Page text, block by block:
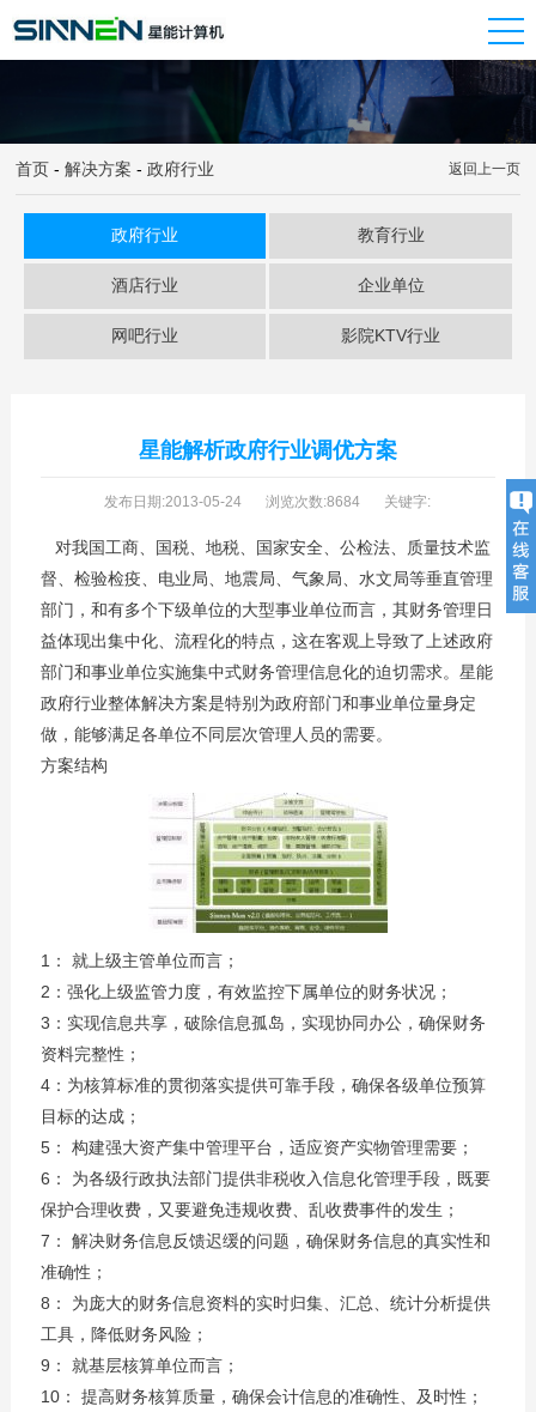
返回上一页
首页 -解决方案 -政府行业
政府行业 教育行业
酒店行业 企业单位
网吧行业 影院KTV行业
星能解析政府行业调优方案
发布日期:2013-05-24 浏览次数:8684 关键字:
对我国工商、国税、地税、国家安全、公检法、质量技术监
督、检验检疫、电业局、地震局、气象局、水文局等垂直管理
部门，和有多个下级单位的大型事业单位而言，其财务管理日
益体现出集中化、流程化的特点，这在客观上导致了上述政府
部门和事业单位实施集中式财务管理信息化的迫切需求。星能
政府行业整体解决方案是特别为政府部门和事业单位量身定
做，能够满足各单位不同层次管理人员的需要。
方案结构
1： 就上级主管单位而言；
2：强化上级监管力度，有效监控下属单位的财务状况；
3：实现信息共享，破除信息孤岛，实现协同办公，确保财务
资料完整性；
4：为核算标准的贯彻落实提供可靠手段，确保各级单位预算
目标的达成；
5： 构建强大资产集中管理平台，适应资产实物管理需要；
6： 为各级行政执法部门提供非税收入信息化管理手段，既要
保护合理收费，又要避免违规收费、乱收费事件的发生；
7： 解决财务信息反馈迟缓的问题，确保财务信息的真实性和
准确性；
8： 为庞大的财务信息资料的实时归集、汇总、统计分析提供
工具，降低财务风险；
9： 就基层核算单位而言；
10： 提高财务核算质量，确保会计信息的准确性、及时性；